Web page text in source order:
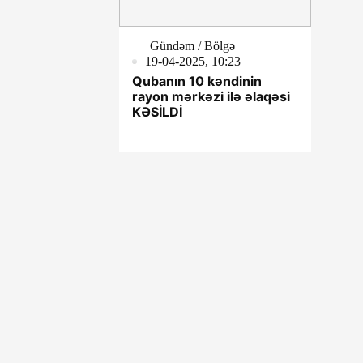
Gündəm / Bölgə
19-04-2025, 10:23
Qubanın 10 kəndinin
rayon mərkəzi ilə əlaqəsi
KƏSİLDİ